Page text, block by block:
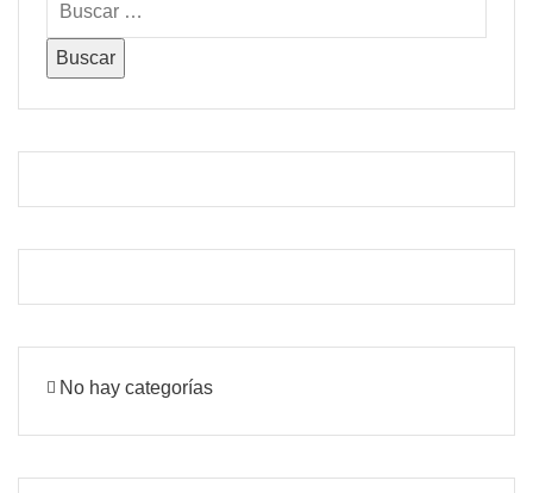
No hay categorías